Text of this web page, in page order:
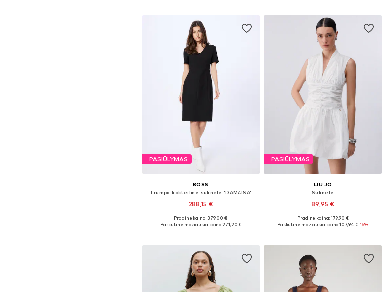
PASIŪLYMAS
BOSS
Trumpa kokteilinė suknelė 'DAMAISA'
288,15 €
Galimi dydžiai: 32, 34, 36, 38, 40, 42
Pradinė kaina: 379,00 €
Paskutinė mažiausia kaina:271,20 €
PASIŪLYMAS
LIU JO
Suknelė
89,95 €
Galimi dydžiai: 34, 36, 38, 40, 42
Pradinė kaina: 179,90 €
Paskutinė mažiausia kaina:107,94 €-16%